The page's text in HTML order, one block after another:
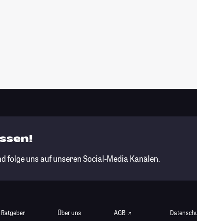
folge uns auf unseren Social-Media Kanälen.
Ratgeber Über uns AGB